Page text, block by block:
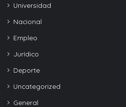
Universidad
Nacional
Empleo
Jurídico
Deporte
Uncategorized
General